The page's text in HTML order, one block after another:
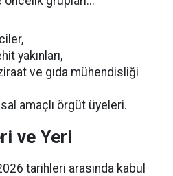
yakınları,
ve gıda mühendisliği
amaçlı örgüt üyeleri.
ve Yeri
tarihleri arasında kabul